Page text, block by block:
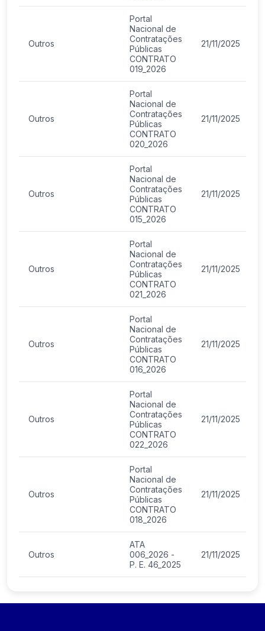
Outros
Portal
Nacional de
Contratações
Públicas
CONTRATO
019_2026
21/11/2025
Outros
Portal
Nacional de
Contratações
Públicas
CONTRATO
020_2026
21/11/2025
Outros
Portal
Nacional de
Contratações
Públicas
CONTRATO
015_2026
21/11/2025
Outros
Portal
Nacional de
Contratações
Públicas
CONTRATO
021_2026
21/11/2025
Outros
Portal
Nacional de
Contratações
Públicas
CONTRATO
016_2026
21/11/2025
Outros
Portal
Nacional de
Contratações
Públicas
CONTRATO
022_2026
21/11/2025
Outros
Portal
Nacional de
Contratações
Públicas
CONTRATO
018_2026
21/11/2025
Outros
ATA
006_2026 -
P. E. 46_2025
21/11/2025